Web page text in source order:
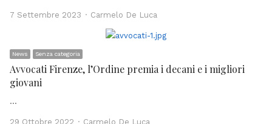
7 Settembre 2023 Author
Carmelo De Luca
News Senza categoria
Avvocati Firenze, l’Ordine premia i decani e i migliori
giovani
…
29 Ottobre 2022 Author
Carmelo De Luca